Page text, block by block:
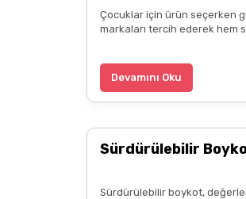
Zeynep Akgöz | 25/03/
teşekkür ediyorum.
Zeynep Akgöz | 25/03/
Deneyimini Paylaş
Çocuklar için ürün seçerken
markaları tercih ederek hem
Devamını Oku
Sürdürülebilir
Sürdürülebilir boykot,